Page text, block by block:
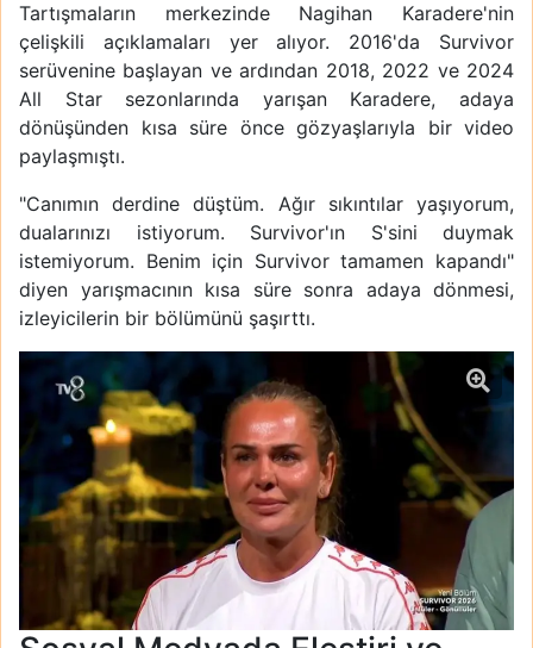
Tartışmaların merkezinde Nagihan Karadere'nin
çelişkili açıklamaları yer alıyor. 2016'da Survivor
serüvenine başlayan ve ardından 2018, 2022 ve 2024
All Star sezonlarında yarışan Karadere, adaya
dönüşünden kısa süre önce gözyaşlarıyla bir video
paylaşmıştı.
"Canımın derdine düştüm. Ağır sıkıntılar yaşıyorum,
dualarınızı istiyorum. Survivor'ın S'sini duymak
istemiyorum. Benim için Survivor tamamen kapandı"
diyen yarışmacının kısa süre sonra adaya dönmesi,
izleyicilerin bir bölümünü şaşırttı.